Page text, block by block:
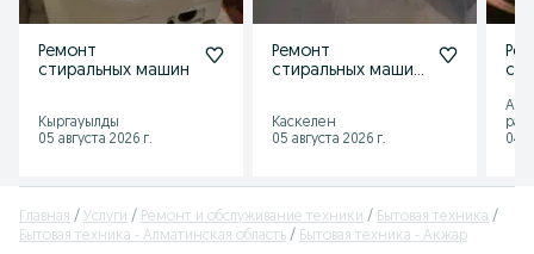
Ремонт
стиральных машин
Кыргауылды
05 августа 2026 г.
Ремонт
стиральных машин
Каскелен
05 августа 2026 г.
04
Главная Услуги Ремонт и обслуживание техники
Бытовая техника
Бытовая техника - Алматинская область
Бытовая техника - Акжар